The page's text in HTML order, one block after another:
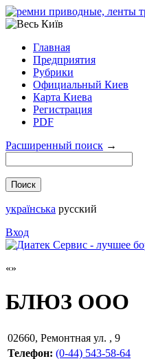
Главная
Предприятия
Рубрики
Официальный Киев
Карта Киева
Регистрация
PDF
Расширенный поиск →
українська русский
Вход
БЛЮЗ ООО
02660, Ремонтная ул. , 9
Телефон: (0-44) 543-58-64